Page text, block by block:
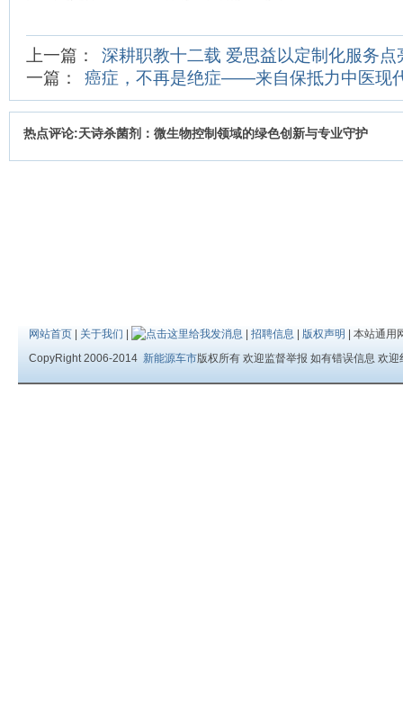
上一篇：
深耕职教十二载 爱思益以定制化服务点
一篇：
癌症，不再是绝症——来自保抵力中医现
热点评论:天诗杀菌剂：微生物控制领域的绿色创新与专业守护
网站首页 | 关于我们 | | 招聘信息 | 版权声明 | 本站通用
CopyRight 2006-2014 新能源车市版权所有 欢迎监督举报 如有错误信息 欢迎